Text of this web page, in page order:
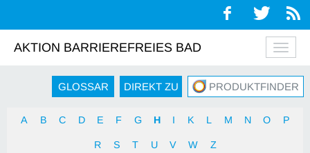
AKTION BARRIEREFREIES BAD
GLOSSAR DIREKT ZU PRODUKTFINDER
A B C D E F G H I K L M N O P
R S T U V W Z